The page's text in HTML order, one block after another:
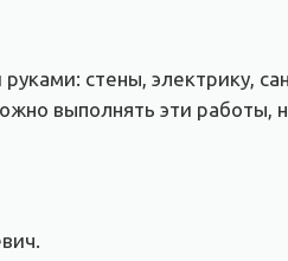
стены, электрику,
выполнять эти работы,